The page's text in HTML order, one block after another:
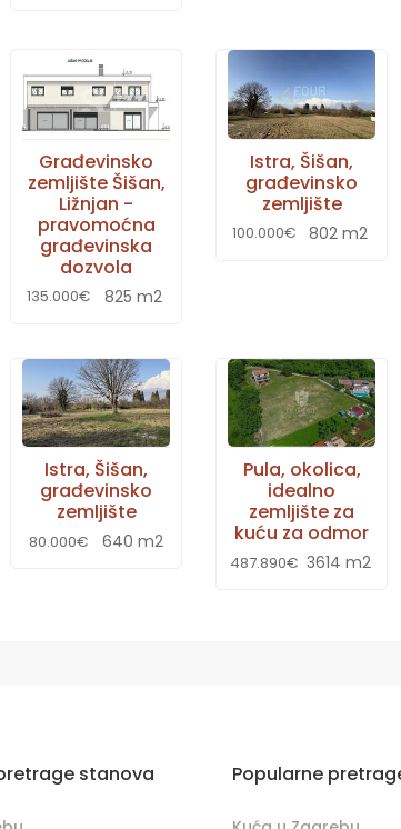
Građevinsko
zemljište Šišan,
Ližnjan -
pravomoćna
građevinska
dozvola
135.000€ 825 m2
Istra, Šišan,
građevinsko
zemljište
100.000€ 802 m2
Istra, Šišan,
građevinsko
zemljište
80.000€ 640 m2
Pula, okolica,
idealno
zemljište za
kuću za odmor
487.890€ 3614 m2
stanova Popularne